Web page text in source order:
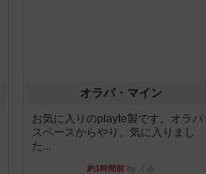
オラパ・マイン
お気に入りのplayte製です。オラパ
スペースからやり、気に入りまし
た...
約1時間前by くみ